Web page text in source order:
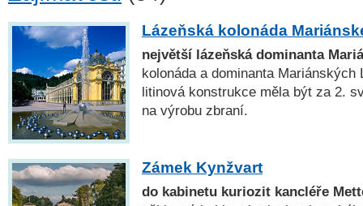
Lázeňská kolonáda
největší lázeňská dominanta
kolonáda a dominanta
litinová konstrukce měla být za 2.
na výrobu zbraní.
Zámek Kynžvart
do kabinetu kuriozit kancléře